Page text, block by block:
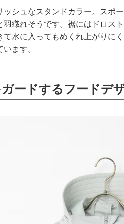
ッシュなスタンドカラー。スポ
羽織れそうです。裾にはドロス
て水に入ってもめくれ上がりに
ます。
ードするフードデ